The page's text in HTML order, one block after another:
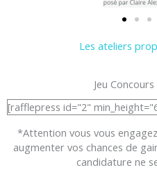
Les ateliers
Jeu
[rafflepress id="2"
*Attention vous vous
augmenter vos chances de
candidature ne